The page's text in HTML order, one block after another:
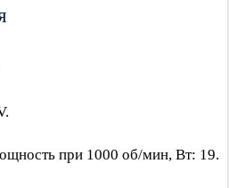
при 1000 об/мин, Вт: 19.